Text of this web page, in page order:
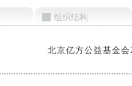
组织结构
北京亿方公益基金